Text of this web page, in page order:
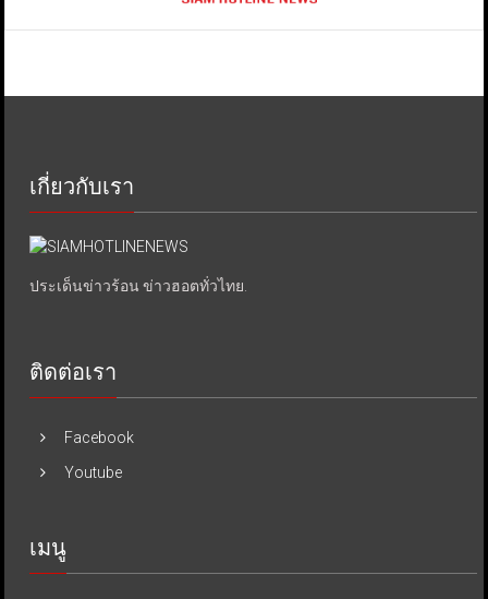
เกี่ยวกับเรา
ประเด็นข่าวร้อน ข่าวฮอตทั่วไทย.
ติดต่อเรา
Facebook
Youtube
เมนู